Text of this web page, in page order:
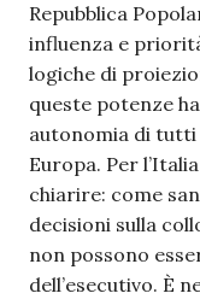
Repubblica
influenza e
logiche di
queste potenze
autonomia di tutti
Europa. Per
chiarire: come
decisioni sulla
non possono
dell’esecutivo. È